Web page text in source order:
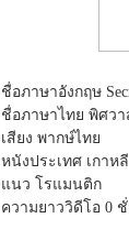
ชื่อภาษาอังกฤษ
ชื่อภาษาไทย พิศว
เสียง พากษ์ไทย
หนังประเทศ เกาหลี
แนว โรแมนติก
ความยาววิดีโอ 0